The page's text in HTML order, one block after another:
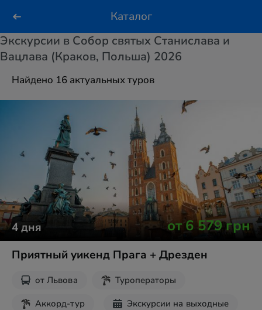
Каталог
Экскурсии в Собор святых Станислава и
Вацлава (Краков, Польша) 2026
Найдено 16 актуальных туров
4дня от6 579грн
Приятный уикенд Прага + Дрезден
от Львова
Туроператоры
Аккорд-тур
Экскурсии на выходные